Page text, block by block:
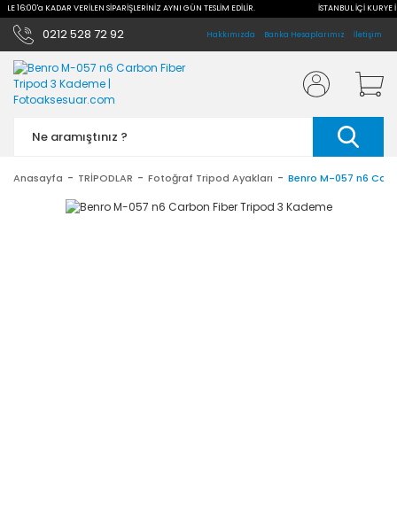
İLE 16:00'a KADAR VERİLEN SİPARİŞLERİNİZ AYNI GÜN TESLİM EDİLİR. İSTANBUL İÇİ KURYE
0212 528 72 92 Hakkımızda Banka Hesaplarımız İletişim
Anasayfa TRİPODLAR Fotoğraf Tripod Ayakları Benro M-057 n6